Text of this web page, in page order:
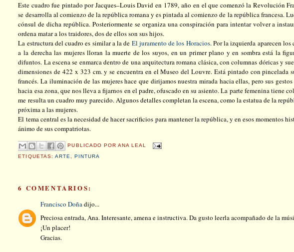
Este cuadro fue pintado por Jacques–Louis David en 1789, año en el que comenzóla Revolución
se desarrolla al comienzo de la república romana y es pintada al comienzo de la república francesa.
cónsul de dicha república. Posteriormente se organiza una conspiración para intentar volver a
ordena matar a los traidores, dos de ellos son sus hijos.
La estructura del cuadro es similar a la de El juramento de los Horacios. Por la izquierda aparecen los
a la derecha las mujeres lloran la muerte de los suyos, en un primer plano y en sombra está la
difuntos. La escena se enmarca dentro de una arquitectura romana clásica, con columnas dóricas y
dimensiones de 422 x 323 cm. y se encuentra en el Museo del Louvre. Está pintado con pincelada
francés. La iluminación de las mujeres hace que dirijamos nuestra mirada hacia ellas, pero sus
hacia esa zona, que nos lleva a fijarnos en el padre, ofuscado en su asiento. La parte femenina tiene
me resulta un cuadro muy parecido. Algunos detalles completan la escena, como la estatua de la
próxima a las mujeres.
El tema central es la necesidad de hacer sacrificios para mantener la república, y en esos momentos
ánimo de sus compatriotas.
PUBLICADO POR ANA LEAL
ETIQUETAS: ARTE PINTURA
6 COMENTARIOS:
Francisco Doñadijo...
Preciosa entrada, Ana. Interesante, amena e instructiva. Da gusto leerla acompañado de la
¡Un placer!
Gracias.